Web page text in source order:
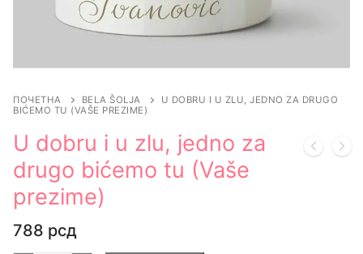
ПОЧЕТНА BELA ŠOLJA
U DOBRU I U ZLU, JEDNO ZA DRUGO
BIĆEMO TU (VAŠE PREZIME)
U dobru i u zlu, jedno za
drugo bićemo tu (Vaše
prezime)
788 рсд